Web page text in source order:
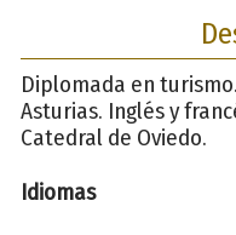
Diplomada en
Asturias. Inglés y
Catedral de Oviedo.
Idiomas